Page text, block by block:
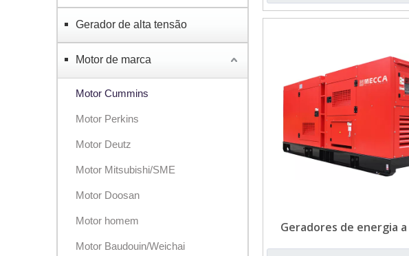
Gerador de alta tensão
Motor de marca
Motor Cummins
Motor Perkins
Motor Deutz
Motor Mitsubishi/SME
Motor Doosan
Motor homem
Motor Baudouin/Weichai
Geradores de energia
Cummins de 450